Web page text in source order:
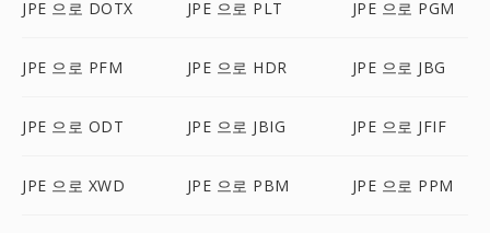
JPE 으로 DOTX JPE 으로 PLT JPE 으로 PGM
JPE 으로 PFM JPE 으로 HDR JPE 으로 JBG
JPE 으로 ODT JPE 으로 JBIG JPE 으로 JFIF
JPE 으로 XWD JPE 으로 PBM JPE 으로 PPM